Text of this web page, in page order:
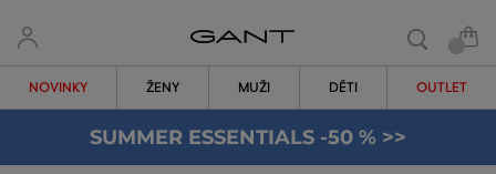
NOVINKY ŽENY MUŽI DĚTI OUTLET
SUMMER ESSENTIALS -50 % >>